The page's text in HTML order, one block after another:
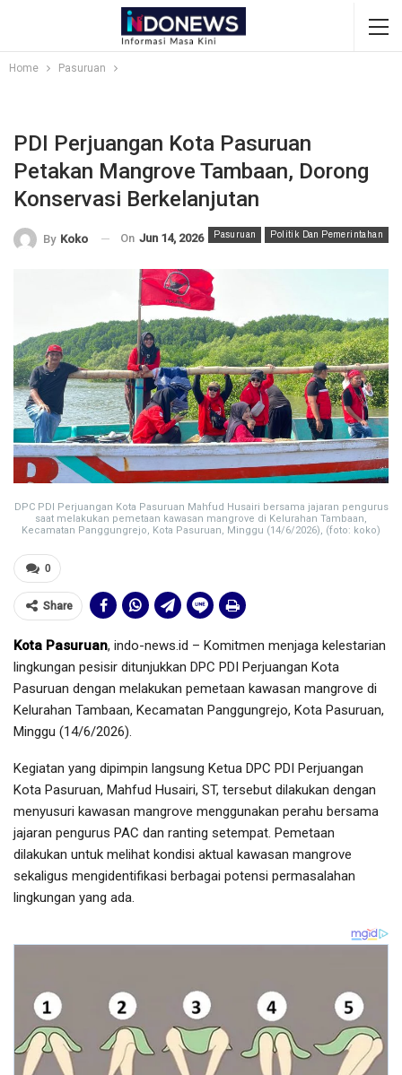
Home Pasuruan
PDI Perjuangan Kota Pasuruan
Petakan Mangrove Tambaan, Dorong
Konservasi Berkelanjutan
Pasuruan Politik Dan Pemerintahan
By Koko On Jun 14, 2026
DPC PDI Perjuangan Kota Pasuruan Mahfud Husairi bersama jajaran pengurus
saat melakukan pemetaan kawasan mangrove di Kelurahan Tambaan,
Kecamatan Panggungrejo, Kota Pasuruan, Minggu (14/6/2026), (foto: koko)
0
Share
Kota Pasuruan, indo-news.id – Komitmen menjaga kelestarian
lingkungan pesisir ditunjukkan DPC PDI Perjuangan Kota
Pasuruan dengan melakukan pemetaan kawasan mangrove di
Kelurahan Tambaan, Kecamatan Panggungrejo, Kota Pasuruan,
Minggu (14/6/2026).
Kegiatan yang dipimpin langsung Ketua DPC PDI Perjuangan
Kota Pasuruan, Mahfud Husairi, ST, tersebut dilakukan dengan
menyusuri kawasan mangrove menggunakan perahu bersama
jajaran pengurus PAC dan ranting setempat. Pemetaan
dilakukan untuk melihat kondisi aktual kawasan mangrove
sekaligus mengidentifikasi berbagai potensi permasalahan
lingkungan yang ada.